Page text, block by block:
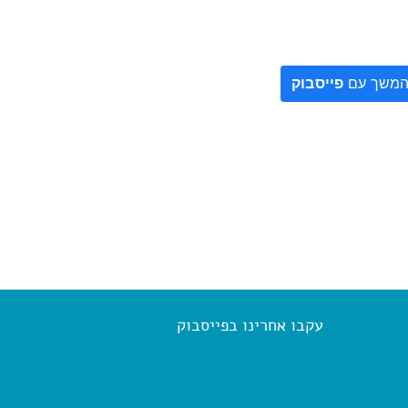
המשך עם פייסבוק
עקבו אחרינו בפייסבוק